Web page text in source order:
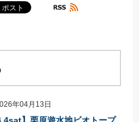
年04月13日